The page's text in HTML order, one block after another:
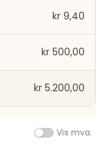
kr 9,40
kr 500,00
kr 5.200,00
Vis mva.